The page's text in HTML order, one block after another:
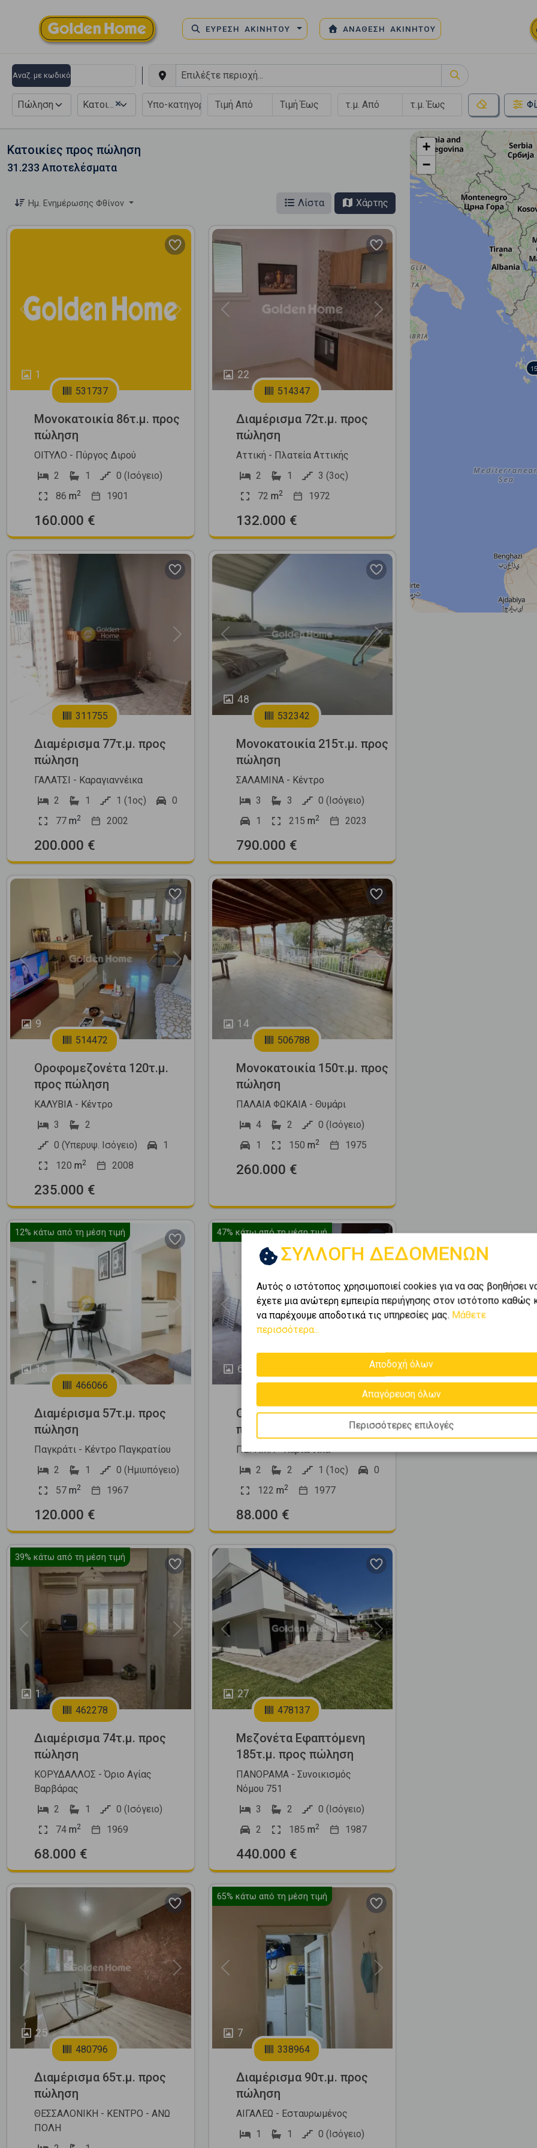
ΕΥΡΕΣΗ ΑΚΙΝΗΤΟΥ ΑΝΑΘΕΣΗ ΑΚΙΝΗΤΟΥ
Αναζ. με κωδικό
Πώληση ×
Κατοικία
Κατοικίες προς πώληση
31.233 Αποτελέσματα
Ημ. Ενημέρωσης Φθίνον Λίστα Χάρτης
1
Previous Next
531737
Μονοκατοικία 86τ.μ. προς
πώληση
ΟΙΤΥΛΟ - Πύργος Διρού
2
1
0 (Ισόγειο)
86 m2 1901
160.000 €
22
Previous Next
514347
Διαμέρισμα 72τ.μ. προς
πώληση
Αττική - Πλατεία Αττικής
2
1
3 (3ος)
72 m2 1972
132.000 €
19
Previous Next
311755
Διαμέρισμα 77τ.μ. προς
πώληση
ΓΑΛΑΤΣΙ - Καραγιαννέικα
2
1 1 (1ος)
0
77 m2 2002
200.000 €
48
Previous Next
532342
Μονοκατοικία 215τ.μ. προς
πώληση
ΣΑΛΑΜΙΝΑ - Κέντρο
3
3
0 (Ισόγειο)
1
215 m2 2023
790.000 €
9
Previous Next
514472
Οροφομεζονέτα 120τ.μ.
προς πώληση
ΚΑΛΥΒΙΑ - Κέντρο
3
2
0 (Υπερυψ. Ισόγειο)
1
120 m2 2008
235.000 €
14
Previous Next
506788
Μονοκατοικία 150τ.μ. προς
πώληση
ΠΑΛΑΙΑ ΦΩΚΑΙΑ - Θυμάρι
4
2
0 (Ισόγειο)
1
150 m2 1975
260.000 €
12% κάτω από τη μέση τιμή
18
Previous Next
466066
Διαμέρισμα 57τ.μ. προς
πώληση
Παγκράτι - Κέντρο Παγκρατίου
2
1
0 (Ημιυπόγειο)
57 m2 1967
120.000 €
47% κάτω από τη μέση τιμή
6
Previous Next
468340
Οροφοδιαμέρισμα 122τ.μ.
προς πώληση
ΠΕΡΑΜΑ - Καριώτικα
2
2 1 (1ος)
0
122 m2 1977
88.000 €
39% κάτω από τη μέση τιμή
1
Previous Next
462278
Διαμέρισμα 74τ.μ. προς
πώληση
ΚΟΡΥΔΑΛΛΟΣ - Όριο Αγίας
Βαρβάρας
2
1
0 (Ισόγειο)
74 m2 1969
68.000 €
27
Previous Next
478137
Μεζονέτα Εφαπτόμενη
185τ.μ. προς πώληση
ΠΑΝΟΡΑΜΑ - Συνοικισμός
Νόμου 751
3
2
0 (Ισόγειο)
2
185 m2 1987
440.000 €
25
Previous Next
480796
Διαμέρισμα 65τ.μ. προς
πώληση
ΘΕΣΣΑΛΟΝΙΚΗ - ΚΕΝΤΡΟ - ΑΝΩ
ΠΟΛΗ
65% κάτω από τη μέση τιμή
7
Previous Next
338964
Διαμέρισμα 90τ.μ. προς
πώληση
ΑΙΓΑΛΕΩ - Εσταυρωμένος
1
1 0 (Ισόγειο)
+
−
ΣΥΛΛΟΓΗ ΔΕΔΟΜΕΝΩΝ
Αυτός ο ιστότοπος χρησιμοποιεί cookies για να σας βοηθήσει
έχετε μια ανώτερη εμπειρία περιήγησης στον ιστότοπο καθώς
να παρέχουμε αποδοτικά τις υπηρεσίες μας. Μάθετε
περισσότερα...
Αποδοχή όλων
Απαγόρευση όλων
Περισσότερες επιλογές